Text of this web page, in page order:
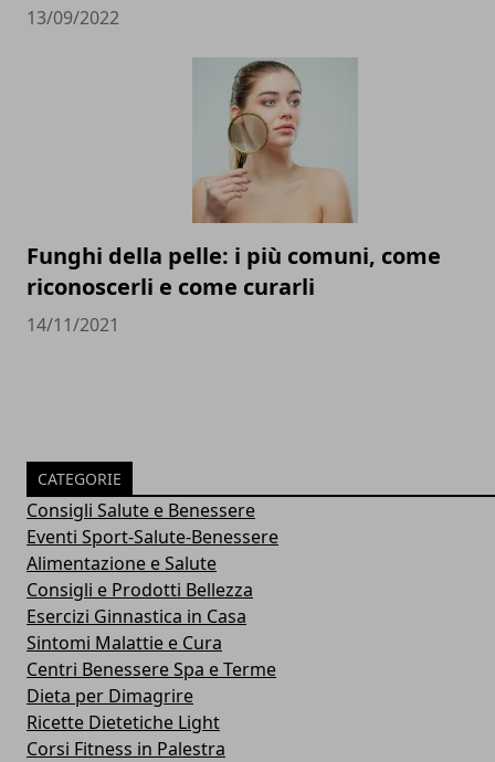
13/09/2022
Funghi della pelle: i più comuni, come
riconoscerli e come curarli
14/11/2021
CATEGORIE
Consigli Salute e Benessere
Eventi Sport-Salute-Benessere
Alimentazione e Salute
Consigli e Prodotti Bellezza
Esercizi Ginnastica in Casa
Sintomi Malattie e Cura
Centri Benessere Spa e Terme
Dieta per Dimagrire
Ricette Dietetiche Light
Corsi Fitness in Palestra